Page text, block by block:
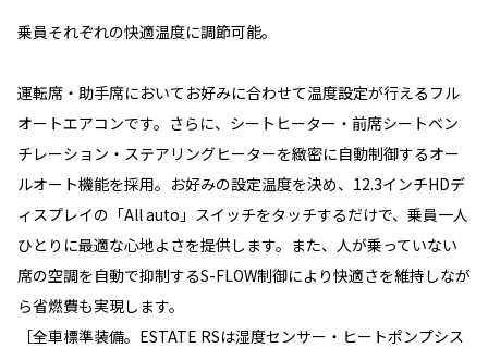
乗員それぞれの快適温度に調節可能。
運転席・助手席においてお好みに合わせて温度設定が行えるフル
オートエアコンです。さらに、シートヒーター・前席シートベン
チレーション・ステアリングヒーターを緻密に自動制御するオー
ルオート機能を採用。お好みの設定温度を決め、12.3インチHDデ
ィスプレイの「All auto」スイッチをタッチするだけで、乗員一人
ひとりに最適な心地よさを提供します。また、人が乗っていない
席の空調を自動で抑制するS-FLOW制御により快適さを維持しなが
ら省燃費も実現します。
［全車標準装備。ESTATE RSは湿度センサー・ヒートポンプシス